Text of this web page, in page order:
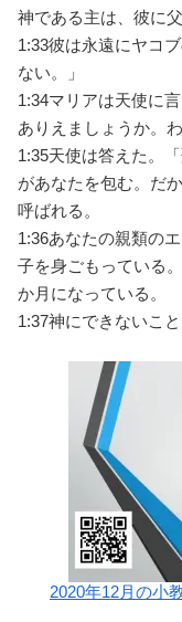
神である主は、彼に
1:33彼は永遠にヤコ
ない。」
1:34マリアは天使に
ありえましょうか。
1:35天使は答えた。
があなたを包む。だ
呼ばれる。
1:36あなたの親類の
子を身ごもっている
か月になっている。
1:37神にできないこ
2020年12月の小